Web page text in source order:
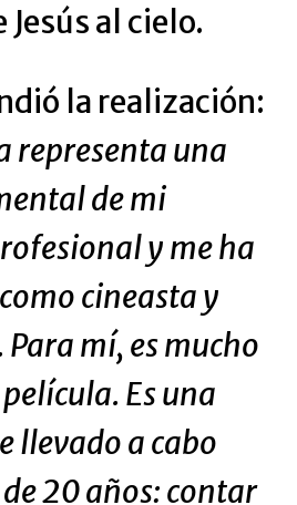
al cielo.
la realización:
representa una
de mi
y me ha
cineasta y
mí, es mucho
Es una
llevado a cabo
20 años: contar